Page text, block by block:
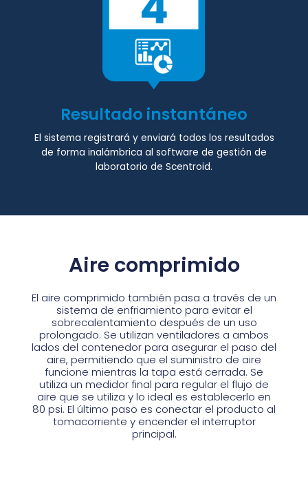
Resultado instantáneo
El sistema registrará y enviará todos los resultados
de forma inalámbrica al software de gestión de
laboratorio de Scentroid.
Aire comprimido
El aire comprimido también pasa a través de un
sistema de enfriamiento para evitar el
sobrecalentamiento después de un uso
prolongado. Se utilizan ventiladores a ambos
lados del contenedor para asegurar el paso del
aire, permitiendo que el suministro de aire
funcione mientras la tapa está cerrada. Se
utiliza un medidor final para regular el flujo de
aire que se utiliza y lo ideal es establecerlo en
80 psi. El último paso es conectar el producto al
tomacorriente y encender el interruptor
principal.